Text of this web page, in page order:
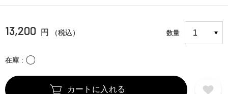
13,200 円 （税込） 数量
在庫 〇
カートに入れる